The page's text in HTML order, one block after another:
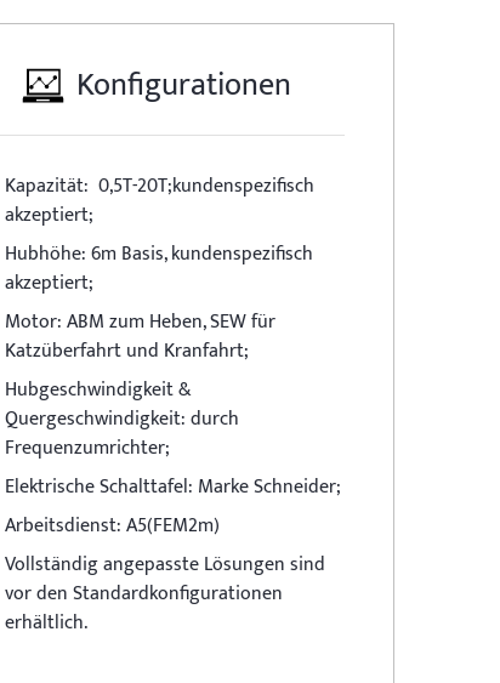
Konfigurationen
Kapazität: 0,5T-20T;kundenspezifisch
akzeptiert;
Hubhöhe:6m Basis, kundenspezifisch
akzeptiert;
Motor:ABM zum Heben, SEW für
Katzüberfahrt und Kranfahrt;
Hubgeschwindigkeit &
Quergeschwindigkeit:durch
Frequenzumrichter;
Elektrische Schalttafel: Marke Schneider;
Arbeitsdienst:A5(FEM2m)
Vollständig angepasste Lösungen sind
vor den Standardkonfigurationen
erhältlich.